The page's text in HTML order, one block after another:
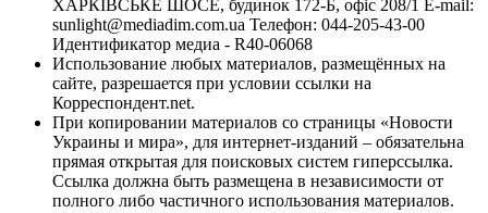
ХАРКІВСЬКЕ ШОСЕ, будинок 172-Б, офіс 208/1 E-mail:
sunlight@mediadim.com.ua Телефон: 044-205-43-00
Идентификатор медиа - R40-06068
Использование любых материалов, размещённых на
сайте, разрешается при условии ссылки на
Корреспондент.net.
При копировании материалов со страницы «Новости
Украины и мира», для интернет-изданий – обязательна
прямая открытая для поисковых систем гиперссылка.
Ссылка должна быть размещена в независимости от
полного либо частичного использования материалов.